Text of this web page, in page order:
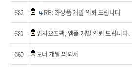
682
RE: 화장품 개발 의뢰 드립니다
681
워시오프팩, 앰플 개발 의뢰 드립니다.
680
토너 개발 의뢰서